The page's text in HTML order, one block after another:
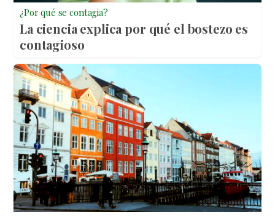
¿Por qué se contagia?
La ciencia explica por qué el bostezo es
contagioso